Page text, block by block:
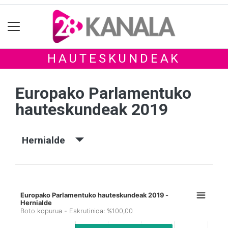
HAUTESKUNDEAK
Europako Parlamentuko
hauteskundeak 2019
Hernialde
Europako Parlamentuko hauteskundeak 2019 -
Hernialde
Boto kopurua - Eskrutinioa: %100,00